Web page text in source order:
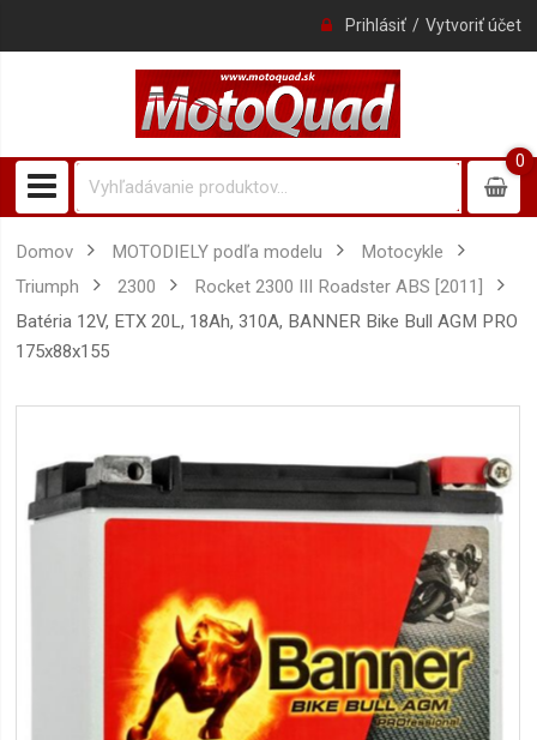
Prihlásiť Vytvoriť účet
0
0item
Domov MOTODIELY podľa modelu
Motocykle
Triumph
2300
Rocket 2300 III Roadster ABS [2011]
batéria 12V, ETX 20L, 18Ah, 310A, BANNER Bike Bull AGM PRO
175x88x155